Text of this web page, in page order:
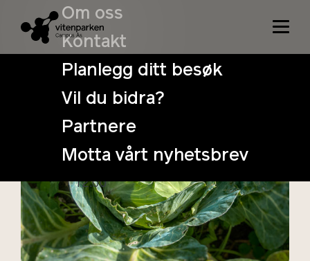
Om oss
Kontakt
Planlegg ditt besøk
Vil du bidra?
Partnere
Motta vårt nyhetsbrev
Hagen om
høsten
12. September Tidspunkt:
12:00